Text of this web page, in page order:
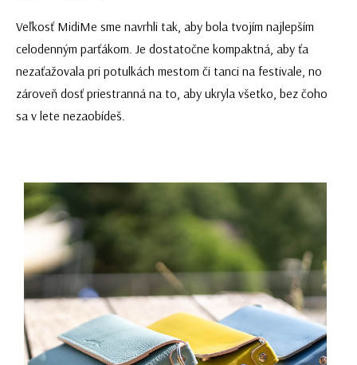
Veľkosť MidiMe sme navrhli tak, aby bola tvojím najlepším
celodenným parťákom. Je dostatočne kompaktná, aby ťa
nezaťažovala pri potulkách mestom či tanci na festivale, no
zároveň dosť priestranná na to, aby ukryla všetko, bez čoho
sa v lete nezaobídeš.